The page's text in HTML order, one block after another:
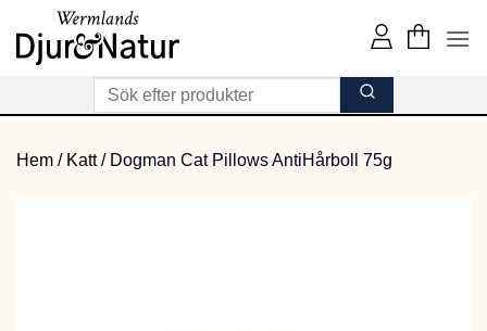
content
Hem / Katt/ Dogman Cat Pillows AntiHårboll 75g